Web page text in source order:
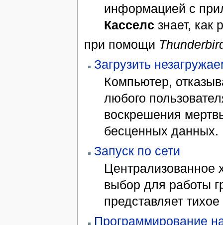
информацией с
Касселc знает, как
при помощи
Загрузить
Компьютер,
любого
воскрешения
бесценных данных.
Запуск по сети
Централизованное
выбор для работы
представляет
Программирование